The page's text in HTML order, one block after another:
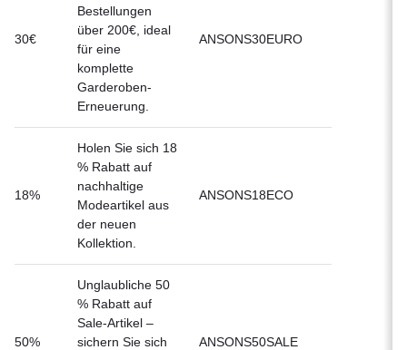
30€
Bestellungen
über 200€, ideal
für eine
komplette
Garderoben-
Erneuerung.
ANSONS30EURO
18%
Holen Sie sich 18
% Rabatt auf
nachhaltige
Modeartikel aus
der neuen
Kollektion.
ANSONS18ECO
50%
Unglaubliche 50
% Rabatt auf
Sale-Artikel –
sichern Sie sich
ANSONS50SALE